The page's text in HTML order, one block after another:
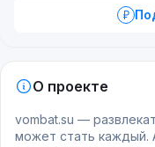
О проекте
vombat.su —
может стать каждый.